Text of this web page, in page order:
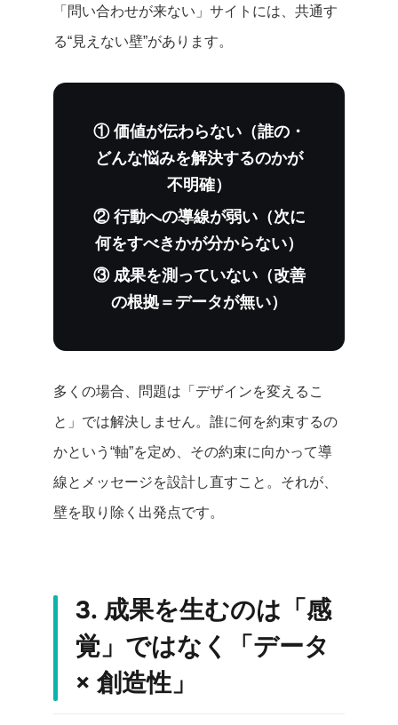
「問い合わせが来ない」サイトには、共通す
る“見えない壁”があります。
① 価値が伝わらない（誰の・
どんな悩みを解決するのかが
不明確）
② 行動への導線が弱い（次に
何をすべきかが分からない）
③ 成果を測っていない（改善
の根拠＝データが無い）
多くの場合、問題は「デザインを変えるこ
と」では解決しません。誰に何を約束するの
かという“軸”を定め、その約束に向かって導
線とメッセージを設計し直すこと。それが、
壁を取り除く出発点です。
3. 成果を生むのは「感
覚」ではなく「データ
× 創造性」